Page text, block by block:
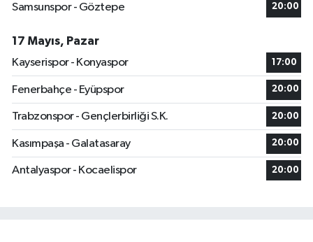
Samsunspor - Göztepe 20:00
17 Mayıs, Pazar
Kayserispor - Konyaspor
17:00
Fenerbahçe - Eyüpspor 20:00
Trabzonspor - Gençlerbirliği S.K. 20:00
Kasımpaşa - Galatasaray 20:00
Antalyaspor - Kocaelispor 20:00